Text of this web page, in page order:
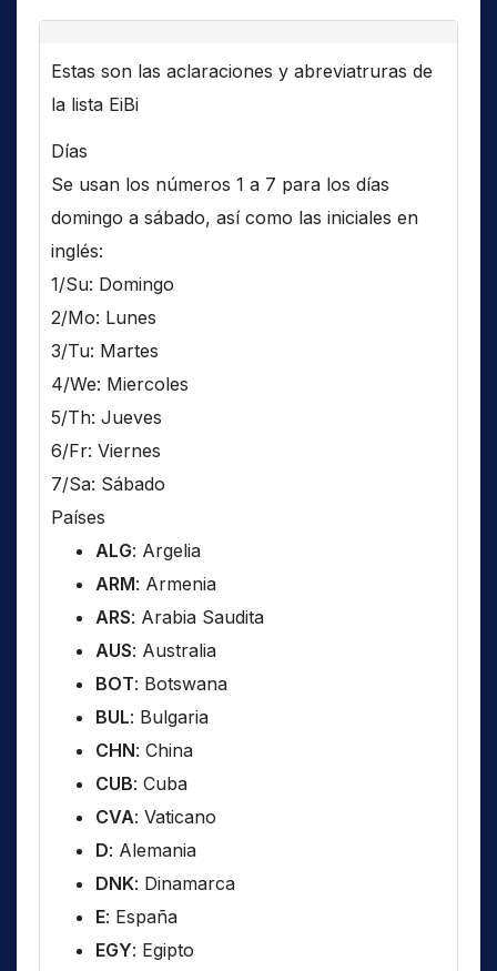
Estas son las aclaraciones y abreviatruras de
la lista EiBi
Días
Se usan los números 1 a 7 para los días
domingo a sábado, así como las iniciales en
inglés:
1/Su: Domingo
2/Mo: Lunes
3/Tu: Martes
4/We: Miercoles
5/Th: Jueves
6/Fr: Viernes
7/Sa: Sábado
Países
ALG: Argelia
ARM: Armenia
ARS: Arabia Saudita
AUS: Australia
BOT: Botswana
BUL: Bulgaria
CHN: China
CUB: Cuba
CVA: Vaticano
D: Alemania
DNK: Dinamarca
E: España
EGY: Egipto